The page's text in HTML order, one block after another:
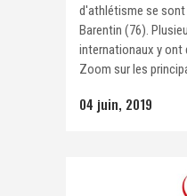
d'athlétisme se sont
Barentin (76).
internationaux y ont
Zoom sur les
04 juin, 2019